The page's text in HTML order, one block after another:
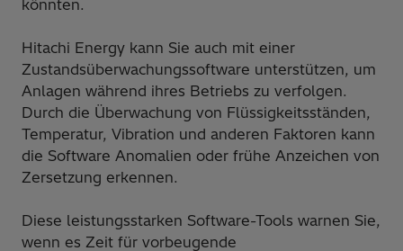
könnten.
Hitachi Energy kann Sie auch mit einer
Zustandsüberwachungssoftware unterstützen, um
Anlagen während ihres Betriebs zu verfolgen.
Durch die Überwachung von Flüssigkeitsständen,
Temperatur, Vibration und anderen Faktoren kann
die Software Anomalien oder frühe Anzeichen von
Zersetzung erkennen.
Diese leistungsstarken Software-Tools warnen Sie,
wenn es Zeit für vorbeugende